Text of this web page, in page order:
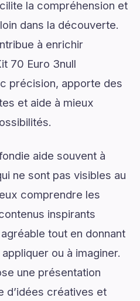
la compréhension et
dans la découverte.
à enrichir
70 Euro 3null
précision, apporte des
et aide à mieux
aide souvent à
ne sont pas visibles au
comprendre les
inspirants
tout en donnant
ou à imaginer.
une présentation
d’idées créatives et